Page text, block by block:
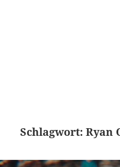
Schlagwort:Ryan